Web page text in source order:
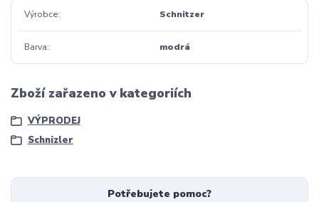
Výrobce Schnitzer
Barva modrá
Zboží zařazeno v kategoriích
VÝPRODEJ
Schnizler
Potřebujete pomoc?